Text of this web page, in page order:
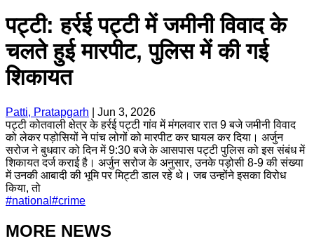
पट्टी: हर्रई पट्टी में जमीनी विवाद के
चलते हुई मारपीट, पुलिस में की गई
शिकायत
Patti, Pratapgarh
Jun 3, 2026
पट्टी कोतवाली क्षेत्र के हर्रई पट्टी गांव में मंगलवार रात 9 बजे जमीनी विवाद
को लेकर पड़ोसियों ने पांच लोगों को मारपीट कर घायल कर दिया। अर्जुन
सरोज ने बुधवार को दिन में 9:30 बजे के आसपास पट्टी पुलिस को इस संबंध में
शिकायत दर्ज कराई है। अर्जुन सरोज के अनुसार, उनके पड़ोसी 8-9 की संख्या
में उनकी आबादी की भूमि पर मिट्टी डाल रहे थे। जब उन्होंने इसका विरोध
किया, तो
#national #crime
MORE NEWS